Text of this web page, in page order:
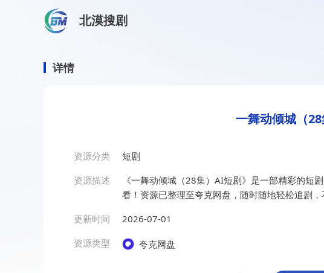
北漠搜剧
详情
一舞动倾城（
资源分类
短剧
资源描述
《一舞动倾城（28集）AI短剧》是一部精彩的短
看！资源已整理至夸克网盘，随时随地轻松追剧，
更新时间
2026-07-01
资源类型
夸克网盘